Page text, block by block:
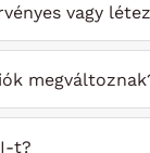
vagy
t?